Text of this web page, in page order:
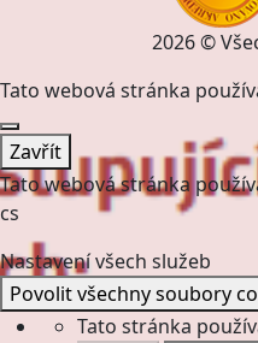
2026 ©
Tato webová stránka
Zavřít
Tato webová stránka
cs
Nastavení všech služeb
Povolit všechny soubory
Tato stránka